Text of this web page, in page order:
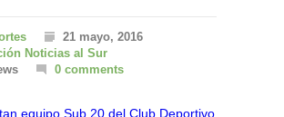
21 mayo, 2016
Noticias al Sur
0 comments